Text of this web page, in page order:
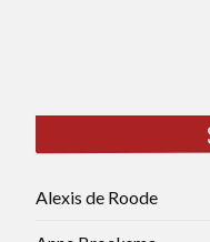
Alexis de Roode